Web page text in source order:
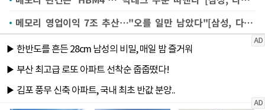
메모리 영업이익 7조 추산…"오를 일만 남았다"[삼성, 다시 뛴다①]